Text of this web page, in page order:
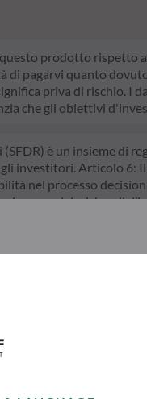
prodotto
pagarvi quanto
priva di rischio.
che gli obiettivi
è un insieme di
investitori. Articolo 6:
nel processo
processi decisionali
della transizione
pagine successive.
tenuto ad accertarsi di
ai sensi delle
a scopo
e i servizi
non hanno